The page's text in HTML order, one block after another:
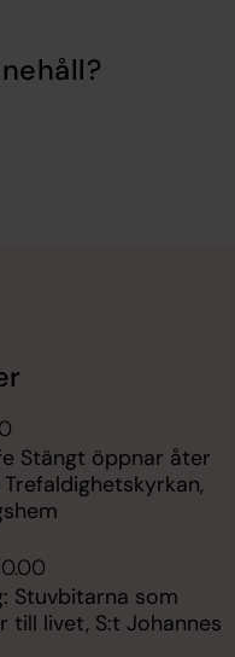
Stängt öppnar åter
Trefaldighetskyrkan,
Stuvbitarna som
till livet, S:t Johannes